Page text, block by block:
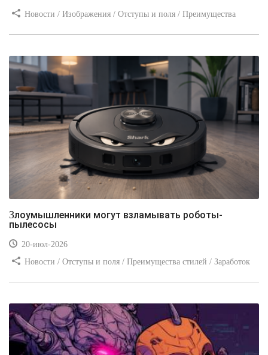
Новости / Изображения / Отступы и поля / Преимущества
Злоумышленники могут взламывать роботы-
пылесосы
20-июл-2026
Новости / Отступы и поля / Преимущества стилей / Заработок